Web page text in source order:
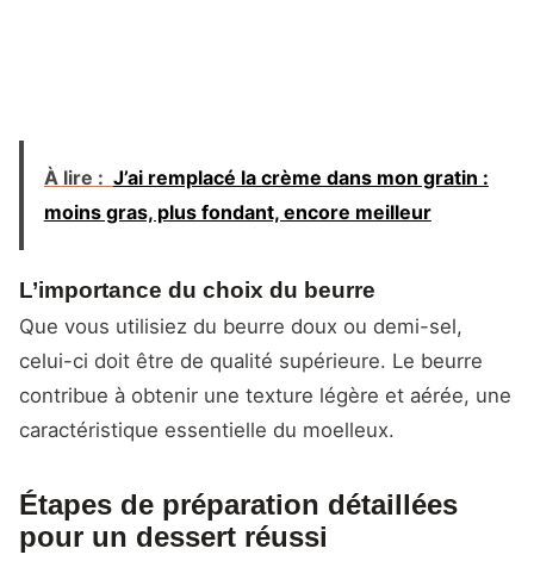
À lire : J’ai remplacé la crème dans mon gratin :
moins gras, plus fondant, encore meilleur
L’importance du choix du beurre
Que vous utilisiez du beurre doux ou demi-sel,
celui-ci doit être de qualité supérieure. Le beurre
contribue à obtenir une texture légère et aérée, une
caractéristique essentielle du moelleux.
Étapes de préparation détaillées
pour un dessert réussi